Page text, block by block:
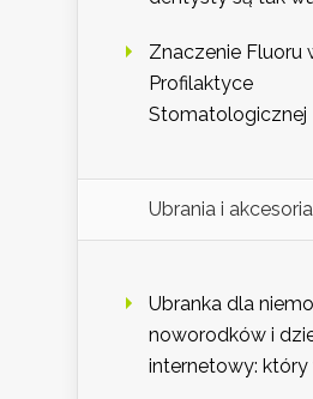
Znaczenie Fluoru
Profilaktyce
Stomatologicznej
Ubrania i
Ubranka dla
noworodków i
internetowy: który